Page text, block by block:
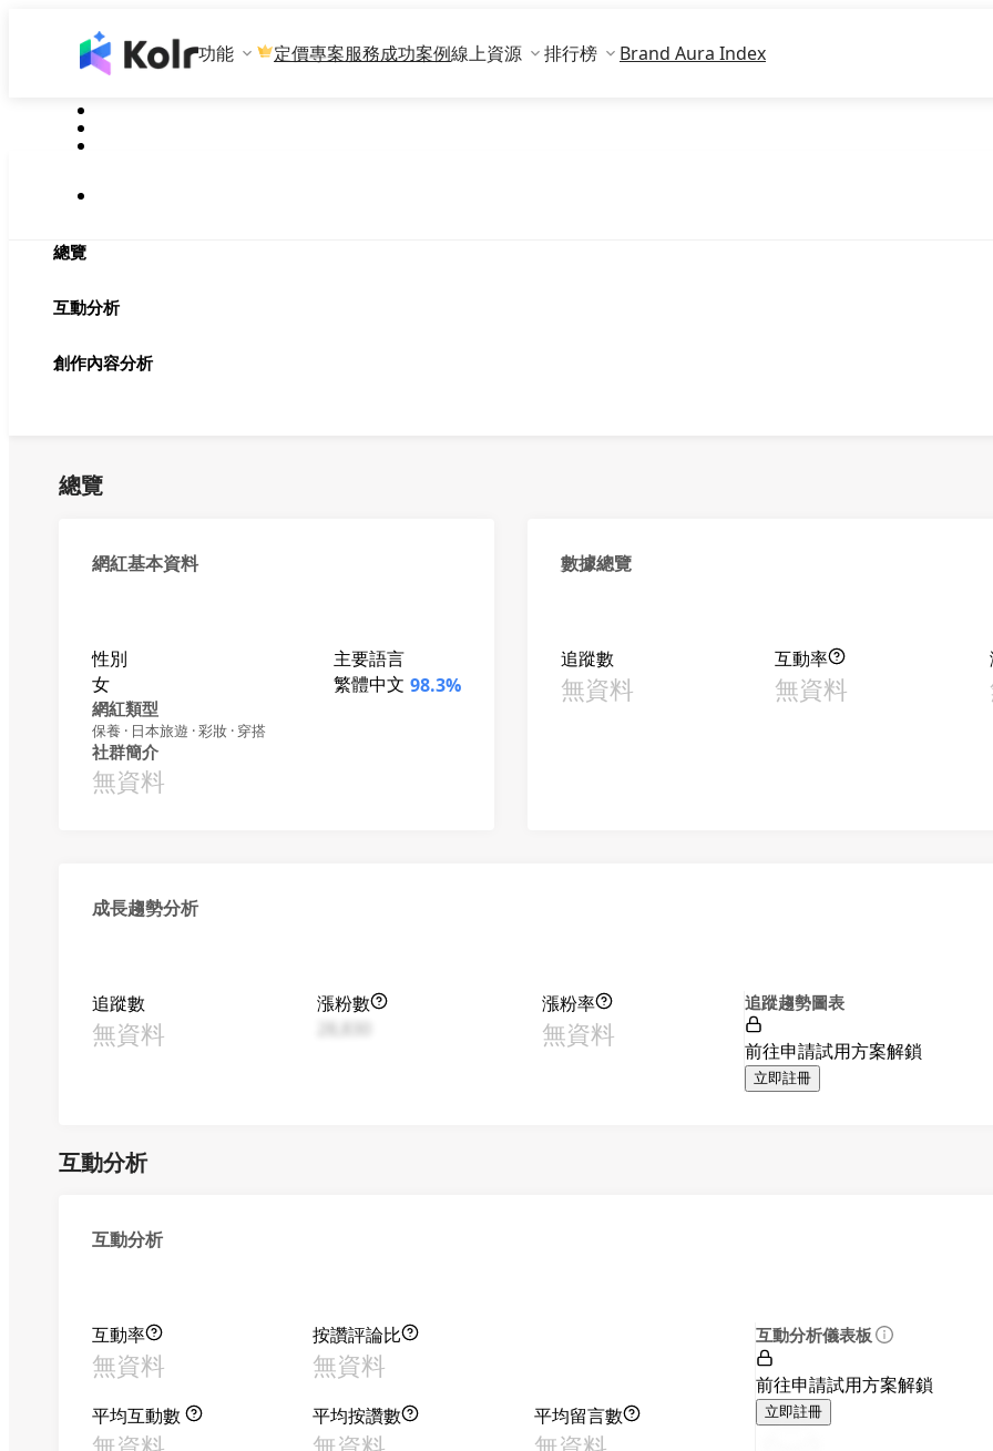
功能 定價專案服務成功案例線上資源 排行榜 Brand Aura Index
總覽
互動分析
創作內容分析
總覽
網紅基本資料
性別
女
主要語言
繁體中文 98.3%
網紅類型
保養 · 日本旅遊 · 彩妝 · 穿搭
社群簡介
無資料
數據總覽
追蹤數
無資料
互動率
無資料
成長趨勢分析
追蹤數
無資料
漲粉數
漲粉率
無資料
追蹤趨勢圖表
前往申請試用方案解鎖
立即註冊
互動分析
互動分析
互動率
無資料
按讚評論比
無資料
平均互動數 平均按讚數 平均留言數
互動分析儀表板
前往申請試用方案解鎖
立即註冊